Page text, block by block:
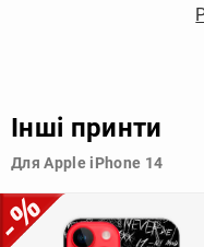
продати свій
Узагалі, чохол для
допомагає захистити ваш
Інші принти
Для Apple iPhone 14